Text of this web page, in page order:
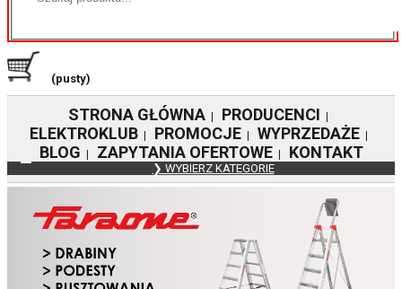
(pusty)
STRONA GŁÓWNA PRODUCENCI
ELEKTROKLUB| PROMOCJE| WYPRZEDAŻE|
BLOG ZAPYTANIA OFERTOWE| KONTAKT
❯ WYBIERZ KATEGORIE